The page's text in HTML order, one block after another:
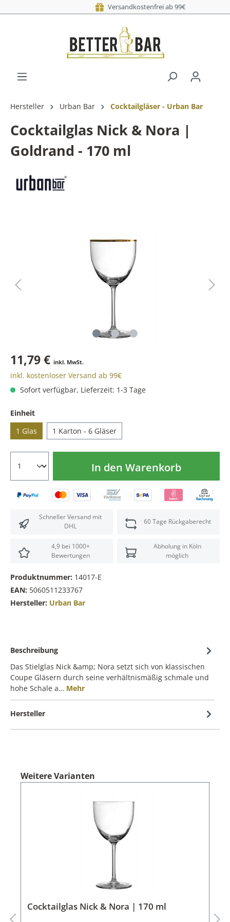
Versand am
Hersteller Urban Bar Cocktailgläser - Urban Bar
Cocktailglas Nick & Nora |
Goldrand - 170 ml
11,79 € inkl. MwSt.
inkl. kostenloser Versand ab 99€
Sofort verfügbar, Lieferzeit: 1-3 Tage
Einheit
1 Glas
1 Karton - 6 Gläser
In den Warenkorb
Schneller Versand mit
DHL
60 Tage Rückgaberecht
4,9 bei 1000+
Bewertungen
Abholung in Köln
möglich
Produktnummer: 14017-E
EAN: 5060511233767
Hersteller: Urban Bar
Beschreibung
Das Stielglas Nick &amp; Nora setzt sich von klassischen
Coupe Gläsern durch seine verhältnismäßig schmale und
hohe Schale a… Mehr
Hersteller
Weitere Varianten
Cocktailglas Nick & Nora | 170 ml